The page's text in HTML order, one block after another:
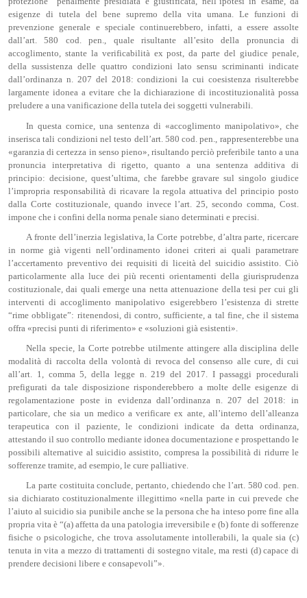
esigenze di tutela del bene supremo della vita umana. Le funzioni di
prevenzione generale e speciale continuerebbero, infatti, a essere assolte
dall’art. 580 cod. pen., quale risultante all’esito della pronuncia di
accoglimento, stante la verificabilità ex post, da parte del giudice penale,
della sussistenza delle quattro condizioni lato sensu scriminanti indicate
dall’ordinanza n. 207 del 2018: condizioni la cui coesistenza risulterebbe
largamente idonea a evitare che la dichiarazione di incostituzionalità possa
preludere a una vanificazione della tutela dei soggetti vulnerabili.
In questa cornice, una sentenza di «accoglimento manipolativo», che
inserisca tali condizioni nel testo dell’art. 580 cod. pen., rappresenterebbe una
«garanzia di certezza in senso pieno», risultando perciò preferibile tanto a una
pronuncia interpretativa di rigetto, quanto a una sentenza additiva di
principio: decisione, quest’ultima, che farebbe gravare sul singolo giudice
l’impropria responsabilità di ricavare la regola attuativa del principio posto
dalla Corte costituzionale, quando invece l’art. 25, secondo comma, Cost.
impone che i confini della norma penale siano determinati e precisi.
A fronte dell’inerzia legislativa, la Corte potrebbe, d’altra parte, ricercare
in norme già vigenti nell’ordinamento idonei criteri ai quali parametrare
l’accertamento preventivo dei requisiti di liceità del suicidio assistito. Ciò
particolarmente alla luce dei più recenti orientamenti della giurisprudenza
costituzionale, dai quali emerge una netta attenuazione della tesi per cui gli
interventi di accoglimento manipolativo esigerebbero l’esistenza di strette
“rime obbligate”: ritenendosi, di contro, sufficiente, a tal fine, che il sistema
offra «precisi punti di riferimento» e «soluzioni già esistenti».
Nella specie, la Corte potrebbe utilmente attingere alla disciplina delle
modalità di raccolta della volontà di revoca del consenso alle cure, di cui
all’art. 1, comma 5, della legge n. 219 del 2017. I passaggi procedurali
prefigurati da tale disposizione risponderebbero a molte delle esigenze di
regolamentazione poste in evidenza dall’ordinanza n. 207 del 2018: in
particolare, che sia un medico a verificare ex ante, all’interno dell’alleanza
terapeutica con il paziente, le condizioni indicate da detta ordinanza,
attestando il suo controllo mediante idonea documentazione e prospettando le
possibili alternative al suicidio assistito, compresa la possibilità di ridurre le
sofferenze tramite, ad esempio, le cure palliative.
La parte costituita conclude, pertanto, chiedendo che l’art. 580 cod. pen.
sia dichiarato costituzionalmente illegittimo «nella parte in cui prevede che
l’aiuto al suicidio sia punibile anche se la persona che ha inteso porre fine alla
propria vita è “(a) affetta da una patologia irreversibile e (b) fonte di sofferenze
fisiche o psicologiche, che trova assolutamente intollerabili, la quale sia (c)
tenuta in vita a mezzo di trattamenti di sostegno vitale, ma resti (d) capace di
prendere decisioni libere e consapevoli”».